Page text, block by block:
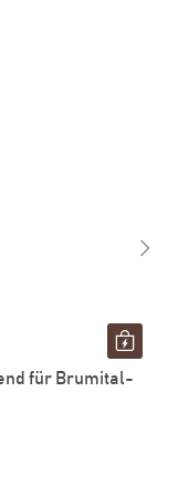
für Brumital-